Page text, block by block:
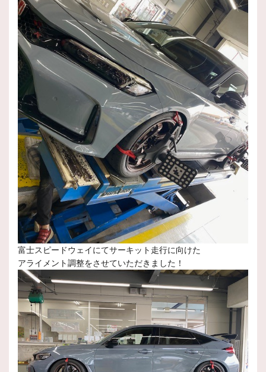
富士スピードウェイにてサーキット走行に向けた
アライメント調整をさせていただきました！